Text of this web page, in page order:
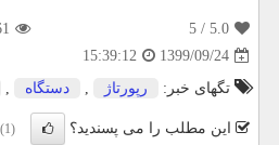
5.0
/ 5
1399/09/24
15:39:12
تگهای خبر:
رپورتاژ , دستگاه ,
این مطلب را می پسندید؟ (1)